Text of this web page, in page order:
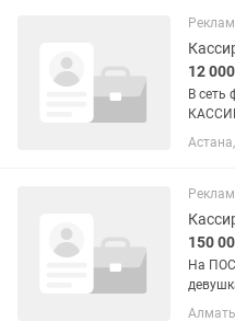
12
В сеть
—
•
150
На
Word,